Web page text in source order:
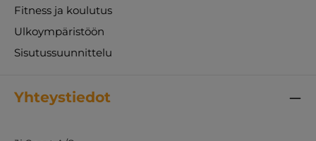
Fitness ja koulutus
Ulkoympäristöön
Sisutussuunnittelu
Yhteystiedot